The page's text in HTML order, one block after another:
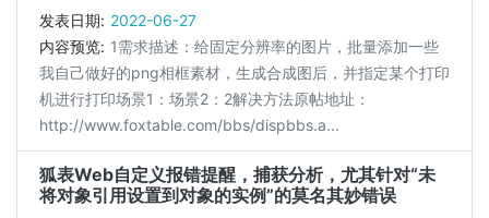
发表日期: 2022-06-27
内容预览: 1需求描述：给固定分辨率的图片，批量添加一些
我自己做好的png相框素材，生成合成图后，并指定某个打印
机进行打印场景1：场景2：2解决方法原帖地址：
http://www.foxtable.com/bbs/dispbbs.a...
狐表Web自定义报错提醒，捕获分析，尤其针对“未
将对象引用设置到对象的实例”的莫名其妙错误